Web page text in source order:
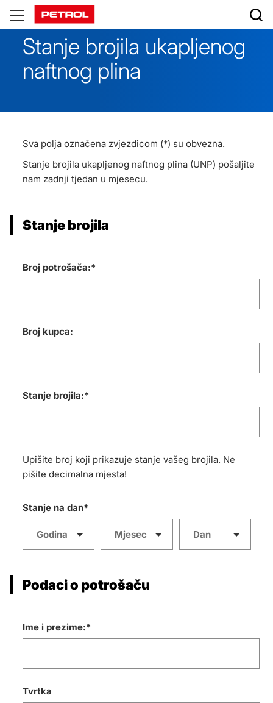
Stanje
brojila
unp
Stanje brojila ukapljenog
naftnog plina
Sva polja označena zvjezdicom (*) su obvezna.
Stanje brojila ukapljenog naftnog plina (UNP) pošaljite
nam zadnji tjedan u mjesecu.
Stanje brojila
Broj potrošača:*
Broj kupca:
Stanje brojila:*
Upišite broj koji prikazuje stanje vašeg brojila. Ne
pišite decimalna mjesta!
Stanje na dan*
Godina Mjesec Dan
Podaci o potrošaču
Ime i prezime:*
Tvrtka